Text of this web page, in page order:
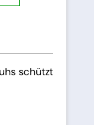
schützt